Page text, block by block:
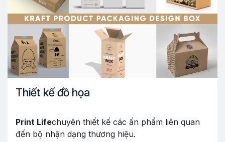
Thiết kế đồ họa
Print Lifechuyên thiết kế các ấn phẩm liên quan
đến bộ nhận dạng thương hiệu.